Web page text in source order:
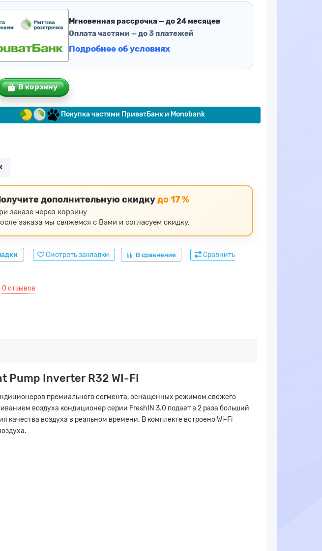
Мгновенная рассрочка — до 24 месяцев
Оплата частями — до 3 платежей
Подробнее об условиях
В корзину
Покупка частями ПриватБанк и Monobank
дополнительную скидкудо 17 %
заказе через корзину.
заказа мы свяжемся с Вами и согласуем скидку.
Смотреть закладки В сравнение Сравнить
0 отзывов
Pump Inverter R32 WI-FI
премиального сегмента, оснащенных режимом свежего
воздуха кондиционер серии FreshIN 3.0 подает в 2 раза больший
качества воздуха в реальном времени. В комплекте встроено Wi-Fi